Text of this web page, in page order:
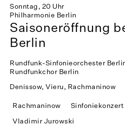
Sonntag, 20 Uhr
Philharmonie Berlin
Saisoneröffnung
Berlin
Rundfunk-Sinfonieorchester
Rundfunkchor Berlin
Denissow, Vieru, Rachmaninow
Rachmaninow Sinfoniekonzert
Vladimir Jurowski